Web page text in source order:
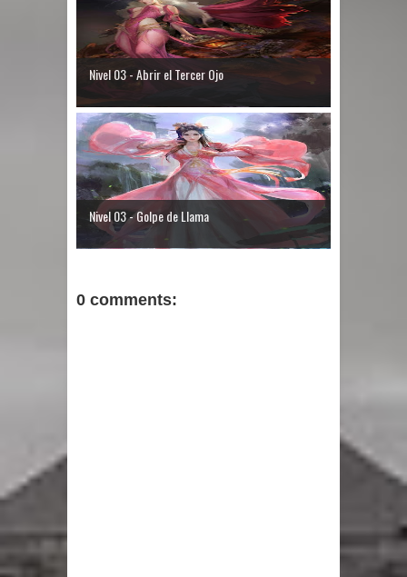
Nivel 03 - Abrir el Tercer Ojo
Nivel 03 - Golpe de Llama
0 comments: